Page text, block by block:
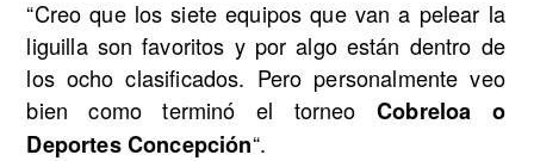
“Creo que los siete equipos que van a pelear la
liguilla son favoritos y por algo están dentro de
los ocho clasificados. Pero personalmente veo
bien como terminó el torneoCobreloa o
Deportes Concepción“.